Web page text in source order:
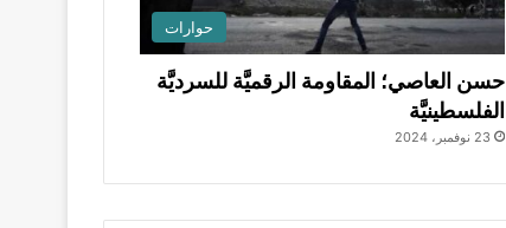
حوارات
حسن العاصي؛ المقاومة الرقميَّة للسرديَّة
الفلسطينيَّة
23 نوفمبر، 2024